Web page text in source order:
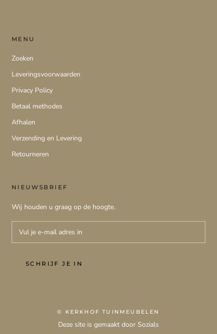
MENU
Zoeken
Leveringsvoorwaarden
Privacy Policy
Betaal methodes
Afhalen
Verzending en Levering
Retourneren
NIEUWSBRIEF
Wij houden u graag op de hoogte.
SCHRIJF JE IN
© KERKHOF TUINMEUBELEN
Deze site is gemaakt door Sozials